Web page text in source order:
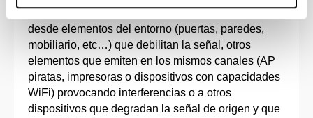
desde elementos del entorno (puertas, paredes,
mobiliario, etc…) que debilitan la señal, otros
elementos que emiten en los mismos canales (AP
piratas, impresoras o dispositivos con capacidades
WiFi) provocando interferencias o a otros
dispositivos que degradan la señal de origen y que